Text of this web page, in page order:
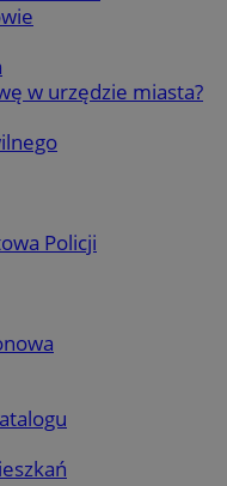
w urzędzie miasta?
Policji